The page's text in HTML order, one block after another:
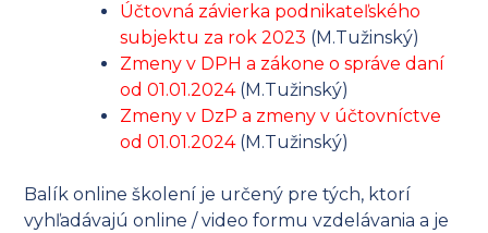
Účtovná závierka podnikateľského
subjektu za rok 2023 (M.Tužinský)
Zmeny v DPH a zákone o správe daní
od 01.01.2024(M.Tužinský)
Zmeny v DzP a zmeny v účtovníctve
od 01.01.2024 (M.Tužinský)
Balík online školení je určený pre tých, ktorí
vyhľadávajú online / video formu vzdelávania a je